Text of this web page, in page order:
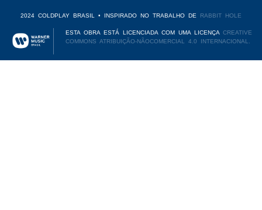
2024 COLDPLAY BRASIL • INSPIRADO NO TRABALHO DE RABBIT HOLE
ESTA OBRA ESTÁ LICENCIADA COM UMA LICENÇACREATIVE
COMMONS ATRIBUIÇÃO-NÃOCOMERCIAL 4.0 INTERNACIONAL.